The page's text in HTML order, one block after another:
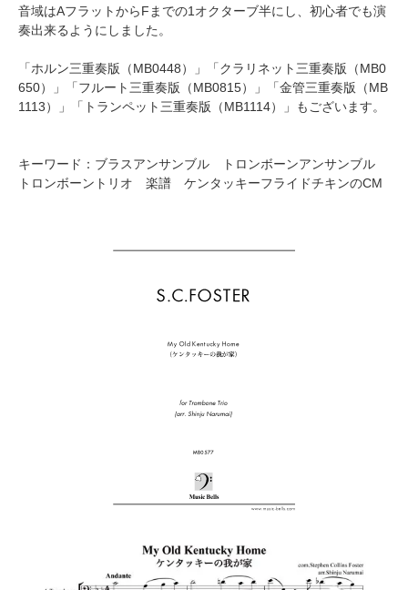
音域はAフラットからFまでの1オクターブ半にし、初心者でも演
奏出来るようにしました。
「ホルン三重奏版（MB0448） 」「クラリネット三重奏版（MB0
650）
」「フルート三重奏版（MB0815） 」「金管三重奏版（MB
1113）
」「 トランペット三重奏版（MB1114） 」もございます。
キーワード：ブラスアンサンブル トロンボーンアンサンブル
トロンボーントリオ 楽譜 ケンタッキーフライドチキンのCM